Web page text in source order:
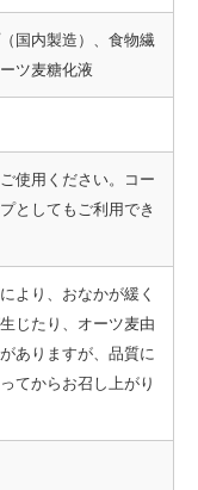
国内製造）、食物繊
ツ麦糖化液
使用ください。コー
としてもご利用でき
より、おなかが緩く
じたり、オーツ麦由
ありますが、品質に
てからお召し上がり